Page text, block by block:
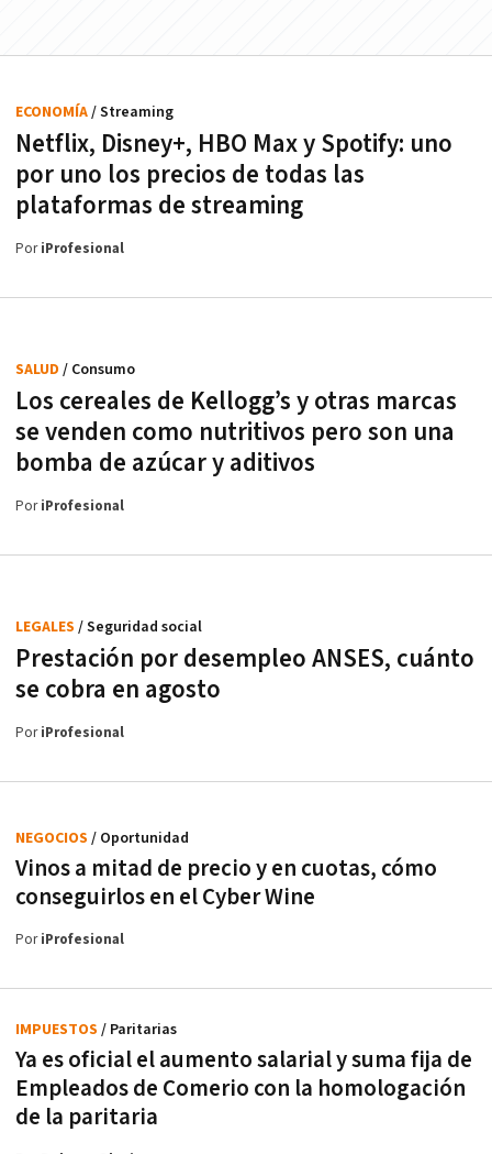
Netflix, Disney+, HBO Max y Spotify: uno
por uno los precios de todas las
plataformas de streaming
ECONOMÍA/ Streaming
PoriProfesional
Los cereales de Kellogg’s y otras marcas
se venden como nutritivos pero son una
bomba de azúcar y aditivos
SALUD / Consumo
PoriProfesional
Prestación por desempleo ANSES, cuánto
se cobra en agosto
LEGALES / Seguridad social
PoriProfesional
Vinos a mitad de precio y en cuotas, cómo
conseguirlos en el Cyber Wine
NEGOCIOS / Oportunidad
PoriProfesional
Ya es oficial el aumento salarial y suma fija de
Empleados de Comerio con la homologación
de la paritaria
IMPUESTOS / Paritarias